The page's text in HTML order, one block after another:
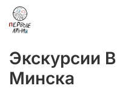
Экскурсии
Минска